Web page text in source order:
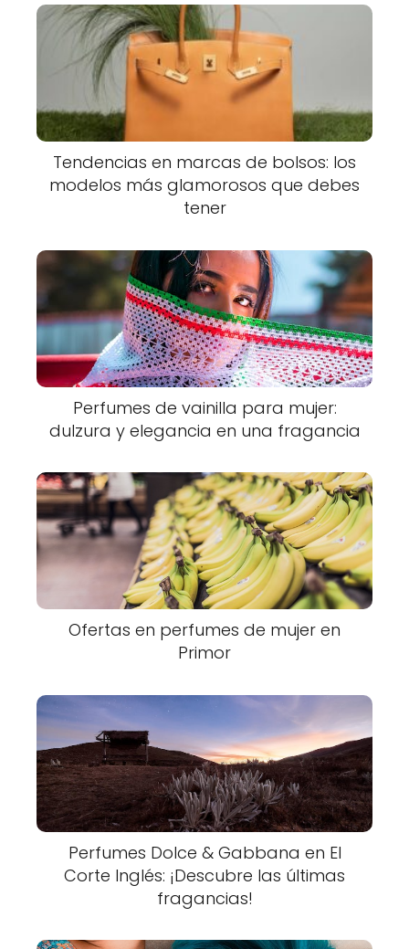
Tendencias en marcas de bolsos: los
modelos más glamorosos que debes
tener
Perfumes de vainilla para mujer:
dulzura y elegancia en una fragancia
Ofertas en perfumes de mujer en
Primor
Perfumes Dolce & Gabbana en El
Corte Inglés: ¡Descubre las últimas
fragancias!